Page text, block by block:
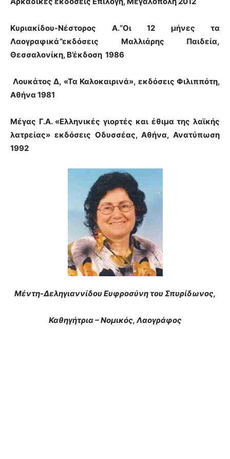
Κυριακίδου-Νέστορος Α.“Οι 12 μήνες τα
Λαογραφικά”εκδόσεις Μαλλιάρης Παιδεία,
Θεσσαλονίκη, Β’έκδοση 1986
Λουκάτος Δ, «Τα Καλοκαιρινά», εκδόσεις Φιλιππότη,
Αθήνα 1981
Μέγας Γ.Α. «Ελληνικές γιορτές και έθιμα της λαϊκής
λατρείας» εκδόσεις Οδυσσέας, Αθήνα, Ανατύπωση
1992
Μέντη-Δεληγιαννίδου Ευφροσύνη του Σπυρίδωνος,
Καθηγήτρια – Νομικός, Λαογράφος